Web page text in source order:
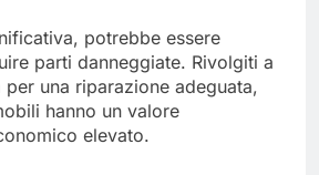
potrebbe essere
parti danneggiate. Rivolgiti a
una riparazione adeguata,
hanno un valore
elevato.